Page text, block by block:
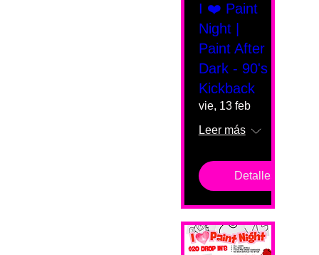
I ❤️ Paint
Night |
Paint After
Dark - 90's
Kickback
vie, 13 feb
Leer más
Detalles